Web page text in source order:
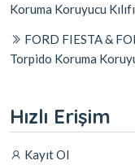
Koruma Koruyucu Kılıfı
FORD FIESTA &
Torpido Koruma
Hızlı Erişim
Kayıt Ol